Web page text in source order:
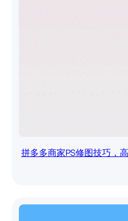
拼多多商家PS修图技巧，